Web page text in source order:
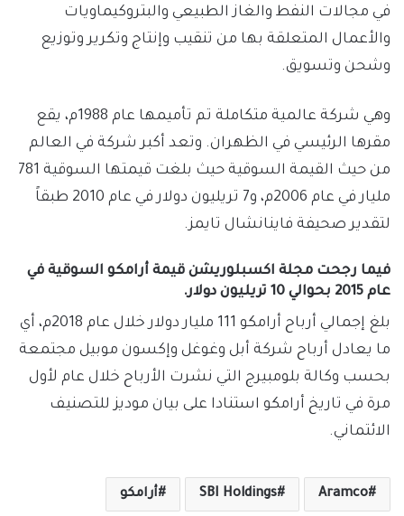
في مجالات النفط والغاز الطبيعي والبتروكيماويات
والأعمال المتعلقة بها من تنقيب وإنتاج وتكرير وتوزيع
وشحن وتسويق.
وهي شركة عالمية متكاملة تم تأميمها عام 1988م، يقع
مقرها الرئيسي في الظهران. وتعد أكبر شركة في العالم
من حيث القيمة السوقية حيث بلغت قيمتها السوقية 781
مليار في عام 2006م، و7 تريليون دولار في عام 2010 طبقاً
لتقدير صحيفة فاينانشال تايمز.
فيما رجحت مجلة اكسبلوريشن قيمة أرامكو السوقية في
عام 2015 بحوالي 10 تريليون دولار.
بلغ إجمالي أرباح أرامكو 111 مليار دولار خلال عام 2018م، أي
ما يعادل أرباح شركة أبل وغوغل وإكسون موبيل مجتمعة
بحسب وكالة بلومبيرج التي نشرت الأرباح خلال عام لأول
مرة في تاريخ أرامكو استنادا على بيان موديز للتصنيف
الائتماني.
Aramco
SBI Holdings أرامكو